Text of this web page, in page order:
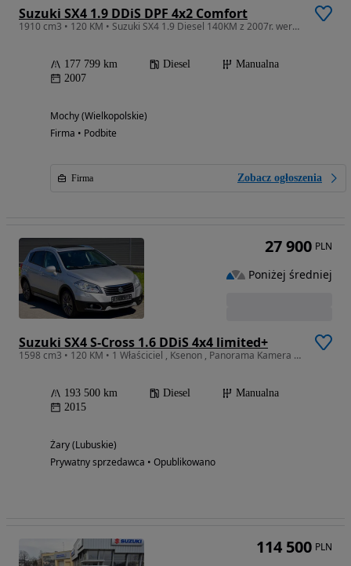
Suzuki SX4 1.9 DDiS DPF 4x2 Comfort
1910 cm3 • 120 KM • Suzuki SX4 1.9 Diesel 140KM z 2007r. wersja WRC ZAREJESTROWANA
177 799 km Diesel
Manualna
2007
Mochy (Wielkopolskie)
Firma • Podbite
Firma Zobacz ogłoszenia
Suzuki SX4 S-Cross 1.6 DDiS 4x4 limited+
1598 cm3 • 120 KM • 1 Właściciel , Ksenon , Panorama Kamera Okazja
193 500 km Diesel
Manualna
2015
Żary (Lubuskie)
Prywatny sprzedawca • Opublikowano
27 900 PLN
Poniżej średniej
114 500 PLN